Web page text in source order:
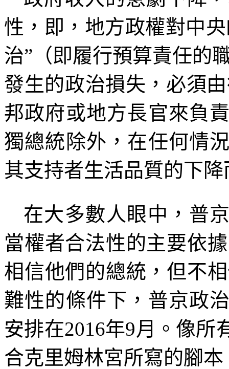
性，即，地方政權對中
治” （即履行預算責任的
發生的政治損失，必須
邦政府或地方長官來負
獨總統除外，在任何情
其支持者生活品質的下
在大多數人眼中，普
當權者合法性的主要依
相信他們的總統，但不
難性的條件下，普京政
安排在2016年9月。像所
合克里姆林宮所寫的腳本